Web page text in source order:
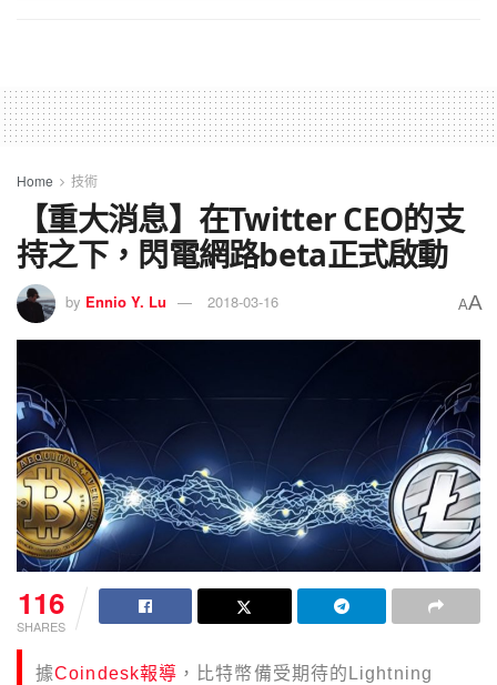
Home 技術
【重大消息】在Twitter CEO的支
持之下，閃電網路beta正式啟動
by Ennio Y. Lu 2018-03-16 AA
116
SHARES
據Coindesk報導 ，比特幣備受期待的Lightning